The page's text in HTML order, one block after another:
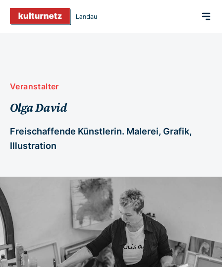
Veranstalter
Olga David
Freischaffende Künstlerin. Malerei, Grafik,
Illustration